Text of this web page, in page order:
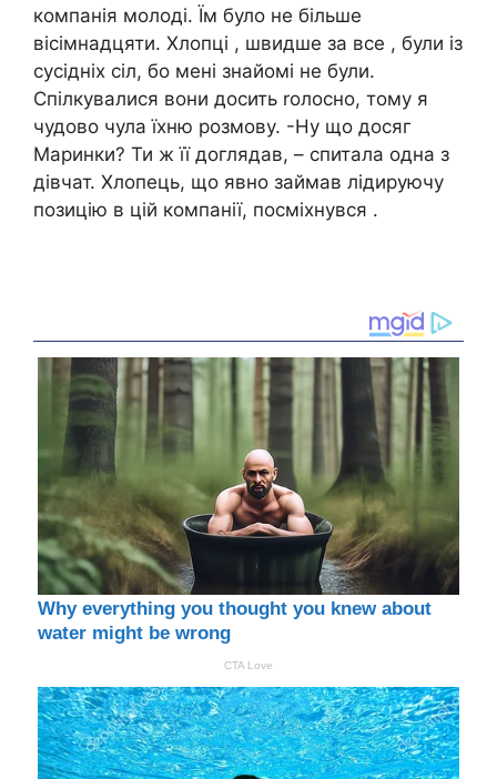
компанія молоді. Їм було не більше
вісімнадцяти. Хлопці , швидше за все , були із
сусідніх сіл, бо мені знайомі не були.
Спілкувалися вони досить rолосно, тому я
чудово чула їхню розмову. -Ну що досяг
Маринки? Ти ж її доглядав, – спитала одна з
дівчат. Хлопець, що явно займав лідируючу
позицію в цій компанії, посміхнувся .